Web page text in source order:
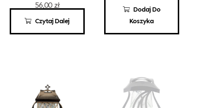
Czytaj Dalej
56,00 zł
Dodaj Do
Koszyka
50,00 zł